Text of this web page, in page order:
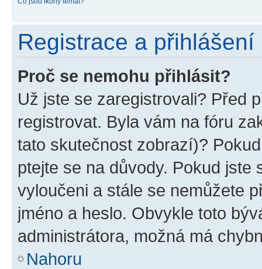
Registrace a přihlášení
Proč se nemohu přihlásit?
Už jste se zaregistrovali? Před
registrovat. Byla vám na fóru
tato skutečnost zobrazí)?
ptejte se na důvody. Pokud jste
vyloučeni a stále se nemůžete
jméno a heslo. Obvykle toto
administrátora, možná má
Nahoru